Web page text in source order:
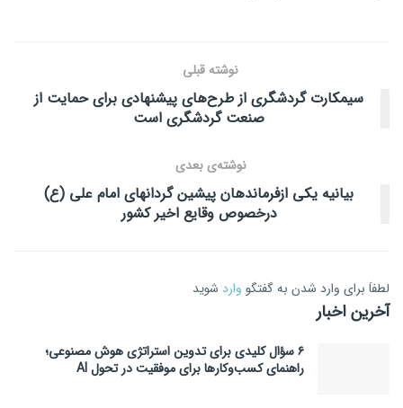
نوشته قبلی
سیمکارت گردشگری از طرح‌های پیشنهادی برای حمایت از
صنعت گردشگری است
نوشته‌ی بعدی
بیانیه یکی ازفرماندهان پیشین گردانهای امام علی (ع)
درخصوص وقایع اخیر کشور
لطفاَ برای وارد شدن به گفتگو وارد شوید
آخرین اخبار
۶ سؤال کلیدی برای تدوین استراتژی هوش مصنوعی؛
راهنمای کسب‌وکارها برای موفقیت در تحول AI